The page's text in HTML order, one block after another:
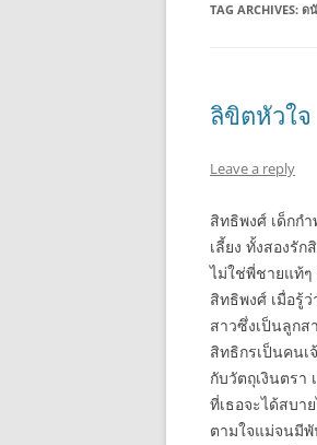
TAG ARCHIVES: ด
ลิขิตหัวใจ
Leave a reply
สิทธิพงศ์ เด็กก
เลี้ยง ทั้งสองรั
ไม่ใช่พี่ชายแท้ๆ
สิทธิพงศ์ เมื่อรู้
สาวซึ่งเป็นลูก
สิทธิกรเป็นคน
กับวัตถุเงินตรา
ที่เธอจะได้สบา
ตามใจแม่จนมี